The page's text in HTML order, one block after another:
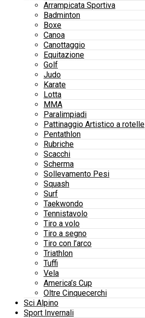
Arrampicata Sportiva
Badminton
Boxe
Canoa
Canottaggio
Equitazione
Golf
Judo
Karate
Lotta
MMA
Paralimpiadi
Pattinaggio Artistico a rotelle
Pentathlon
Rubriche
Scacchi
Scherma
Sollevamento Pesi
Squash
Surf
Taekwondo
Tennistavolo
Tiro a volo
Tiro a segno
Tiro con l’arco
Triathlon
Tuffi
Vela
America’s Cup
Oltre Cinquecerchi
Sci Alpino
Sport Invernali